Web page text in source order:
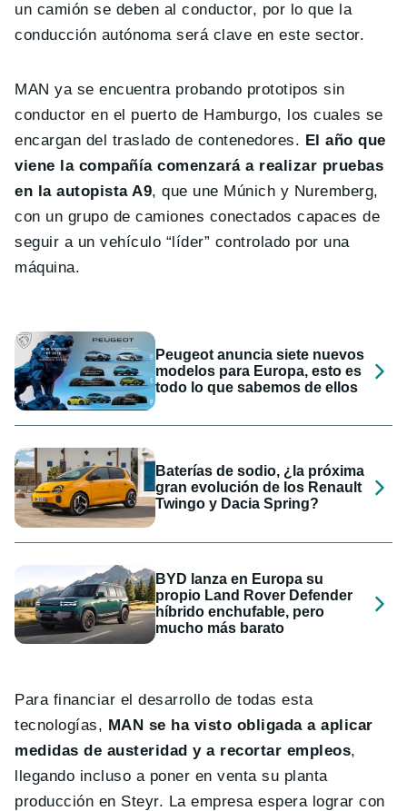
un camión se deben al conductor, por lo que la
conducción autónoma será clave en este sector.
MAN ya se encuentra probando prototipos sin
conductor en el puerto de Hamburgo, los cuales se
encargan del traslado de contenedores. El año que
viene la compañía comenzará a realizar pruebas
en la autopista A9, que une Múnich y Nuremberg,
con un grupo de camiones conectados capaces de
seguir a un vehículo “líder” controlado por una
máquina.
Peugeot anuncia siete nuevos
modelos para Europa, esto es
todo lo que sabemos de ellos
Baterías de sodio, ¿la próxima
gran evolución de los Renault
Twingo y Dacia Spring?
BYD lanza en Europa su
propio Land Rover Defender
híbrido enchufable, pero
mucho más barato
Para financiar el desarrollo de todas esta
tecnologías, MAN se ha visto obligada a aplicar
medidas de austeridad y a recortar empleos,
llegando incluso a poner en venta su planta
producción en Steyr. La empresa espera lograr con